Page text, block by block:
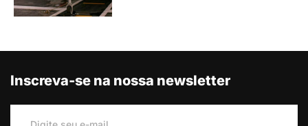
Inscreva-se na nossa newsletter